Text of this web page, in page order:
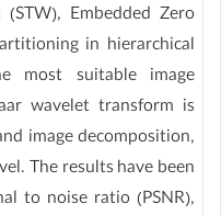
Embedded Zero
in hierarchical
most suitable image
wavelet transform is
image decomposition,
The results have been
to noise ratio (PSNR),